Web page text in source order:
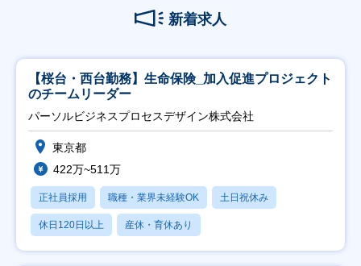
新着求人
【桜台・西台勤務】生命保険_加入促進プロジェクト
のチームリーダー
パーソルビジネスプロセスデザイン株式会社
東京都
422万~511万
正社員採用 職種・業界未経験OK 土日祝休み
休日120日以上 産休・育休あり